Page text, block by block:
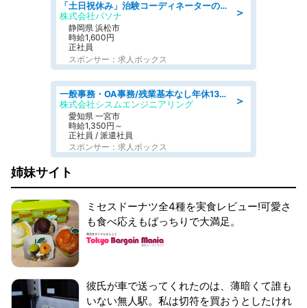
＞
「土日祝休み」治験コーディネーターのお仕事/未経験OK
株式会社パソナ
静岡県 浜松市
時給1,600円
正社員
スポンサー：求人ボックス
＞
一般事務・OA事務/残業基本なし年休130日社保完備の一般・調達事務
株式会社シスムエンジニアリング
愛知県 一宮市
時給1,350円～
正社員 / 派遣社員
スポンサー：求人ボックス
姉妹サイト
ミセスドーナツ全4種を実食レビュー!可愛さ
も食べ応えもばっちりで大満足。
彼氏が車で送ってくれたのは、薄暗くて誰も
いない無人駅。私は切符を買おうとしたけれ